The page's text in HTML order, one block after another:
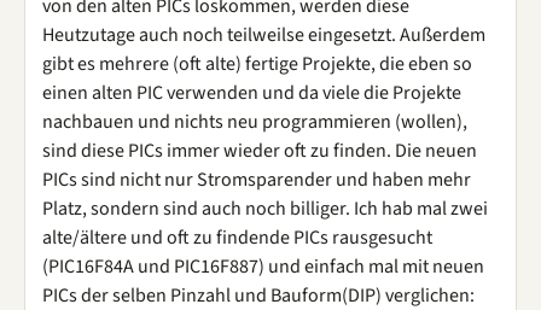
von den alten PICs loskommen, werden diese
Heutzutage auch noch teilweilse eingesetzt. Außerdem
gibt es mehrere (oft alte) fertige Projekte, die eben so
einen alten PIC verwenden und da viele die Projekte
nachbauen und nichts neu programmieren (wollen),
sind diese PICs immer wieder oft zu finden. Die neuen
PICs sind nicht nur Stromsparender und haben mehr
Platz, sondern sind auch noch billiger. Ich hab mal zwei
alte/ältere und oft zu findende PICs rausgesucht
(PIC16F84A und PIC16F887) und einfach mal mit neuen
PICs der selben Pinzahl und Bauform(DIP) verglichen: